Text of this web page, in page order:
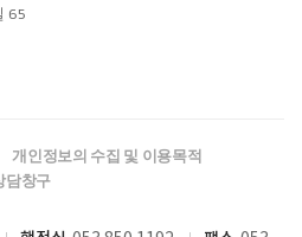
65
개인정보의 수집 및 이용목적
담창구